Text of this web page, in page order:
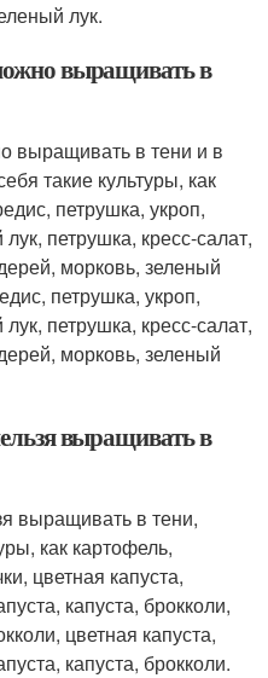
лук.
выращивать в
выращивать в тени и в
такие культуры, как
петрушка, укроп,
петрушка, кресс-салат,
морковь, зеленый
петрушка, укроп,
петрушка, кресс-салат,
морковь, зеленый
выращивать в
выращивать в тени,
как картофель,
цветная капуста,
капуста, брокколи,
цветная капуста,
капуста, брокколи.